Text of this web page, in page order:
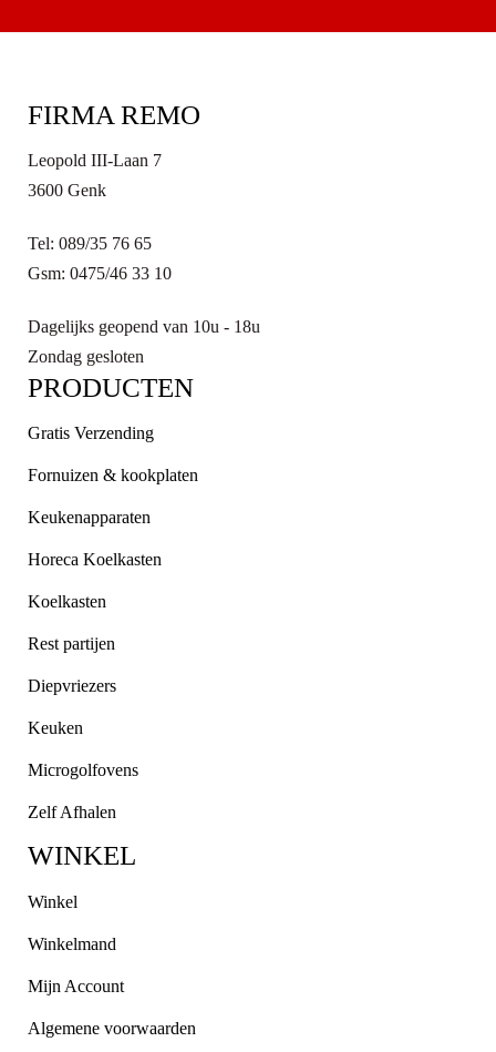
FIRMA REMO
Leopold III-Laan 7
3600 Genk
Tel: 089/35 76 65
Gsm: 0475/46 33 10
Dagelijks geopend van 10u - 18u
Zondag gesloten
PRODUCTEN
Gratis Verzending
Fornuizen & kookplaten
Keukenapparaten
Horeca Koelkasten
Koelkasten
Rest partijen
Diepvriezers
Keuken
Microgolfovens
Zelf Afhalen
WINKEL
Winkel
Winkelmand
Mijn Account
Algemene voorwaarden